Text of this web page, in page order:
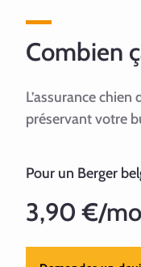
Combien
L’assurance
préservant votre
Pour un Berger
3,90 €/